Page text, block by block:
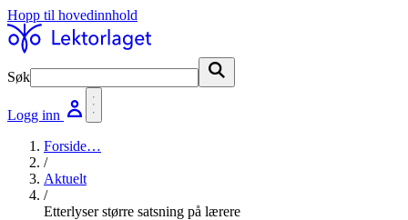
Hopp til hovedinnhold
Søk
Logg inn
Forside…
/
Aktuelt
/
Etterlyser større satsning på lærere